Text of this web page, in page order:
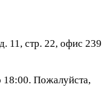
11, стр. 22, офис 239
18:00. Пожалуйста,